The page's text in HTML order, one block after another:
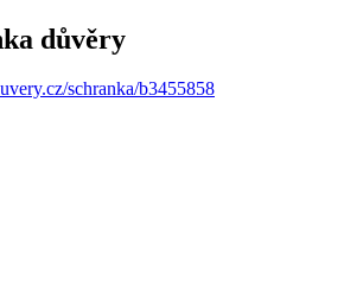
důvěry
schranka/b3455858